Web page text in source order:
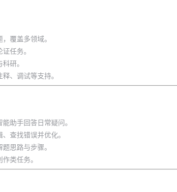
覆盖多领域。
任务。
研。
、调试等支持。
助手回答日常疑问。
查找错误并优化。
思路与步骤。
类任务。